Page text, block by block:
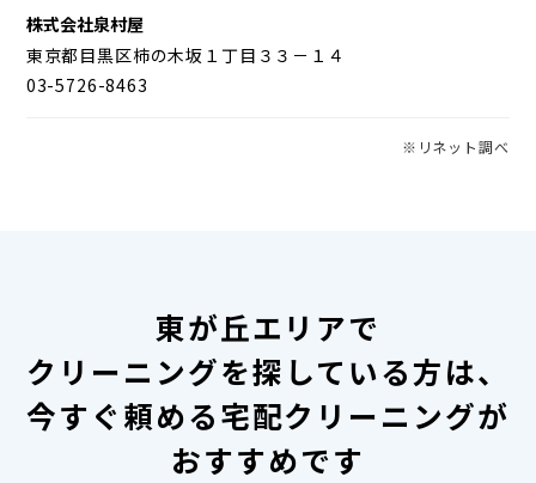
株式会社泉村屋
東京都目黒区柿の木坂１丁目３３－１４
03-5726-8463
※リネット調べ
東が丘エリアで
クリーニングを探している方は、
今すぐ頼める宅配クリーニングが
おすすめです